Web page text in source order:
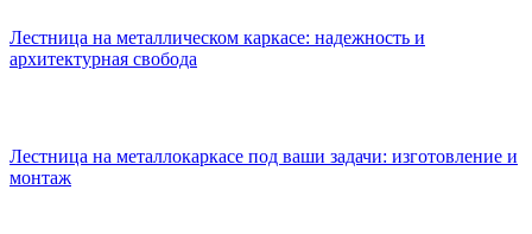
Лестница на металлическом каркасе: надежность и
архитектурная свобода
Лестница на металлокаркасе под ваши задачи: изготовление и
монтаж